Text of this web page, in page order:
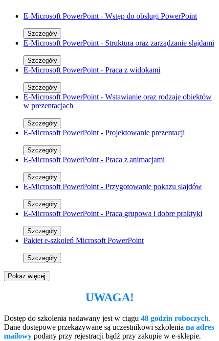
E-Microsoft PowerPoint - Wstęp do obsługi PowerPoint
Szczegóły
E-Microsoft PowerPoint - Struktura oraz zarządzanie slajdami
Szczegóły
E-Microsoft PowerPoint - Praca z widokami
Szczegóły
E-Microsoft PowerPoint - Wstawianie oraz rodzaje obiektów
w prezentacjach
Szczegóły
E-Microsoft PowerPoint - Projektowanie prezentacji
Szczegóły
E-Microsoft PowerPoint - Praca z animacjami
Szczegóły
E-Microsoft PowerPoint - Przygotowanie pokazu slajdów
Szczegóły
E-Microsoft PowerPoint - Praca grupowa i dobre praktyki
Szczegóły
Pakiet e-szkoleń Microsoft PowerPoint
Szczegóły
Pokaż więcej
UWAGA!
Dostęp do szkolenia nadawany jest w ciągu 48 godzin roboczych.
Dane dostępowe przekazywane są uczestnikowi szkolenia na adres
mailowy podany przy rejestracji bądź przy zakupie w e-sklepie.